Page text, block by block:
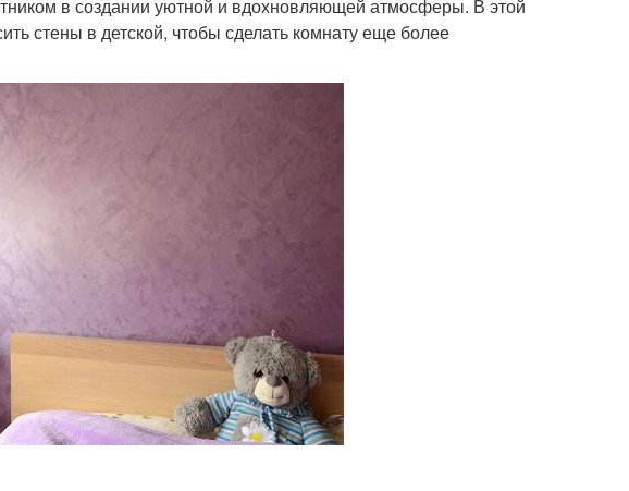
в создании уютной и вдохновляющей атмосферы. В этой
стены в детской, чтобы сделать комнату еще более